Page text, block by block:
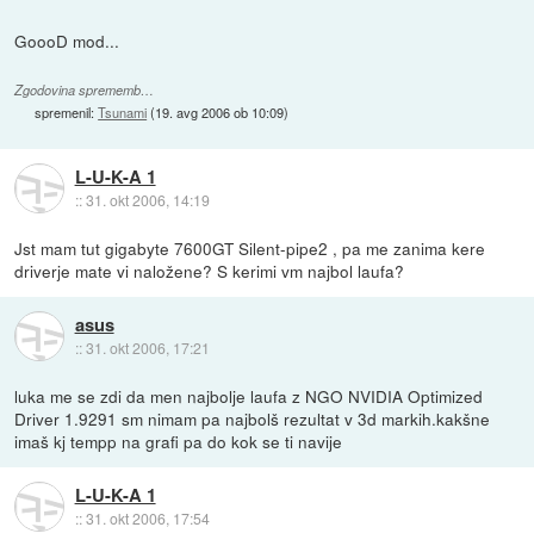
GoooD mod...
Zgodovina sprememb…
spremenil:Tsunami(19. avg 2006 ob 10:09)
L-U-K-A 1
::31. okt 2006, 14:19
Jst mam tut gigabyte 7600GT Silent-pipe2 , pa me zanima kere
driverje mate vi naložene? S kerimi vm najbol laufa?
asus
::31. okt 2006, 17:21
luka me se zdi da men najbolje laufa z NGO NVIDIA Optimized
Driver 1.9291 sm nimam pa najbolš rezultat v 3d markih.kakšne
imaš kj tempp na grafi pa do kok se ti navije
L-U-K-A 1
::31. okt 2006, 17:54